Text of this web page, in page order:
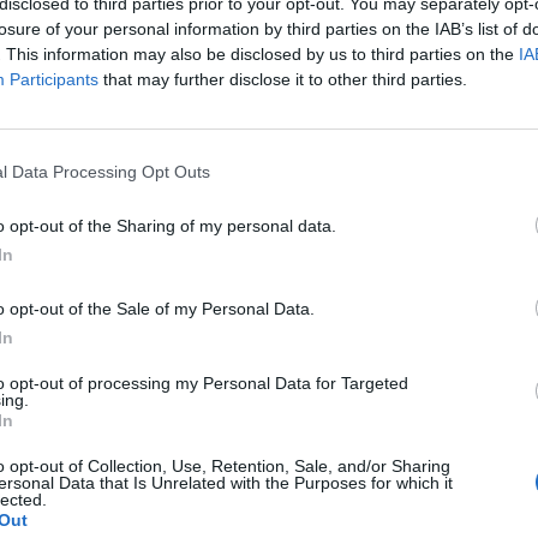
of your personal information by third parties on the IAB’s list of
This information may also be disclosed by us to third parties on the
Participants that may further disclose it to other third parties.
Data Processing Opt Outs
opt-out of the Sharing of my personal data.
opt-out of the Sale of my Personal Data.
opt-out of processing my Personal Data for Targeted
opt-out of Collection, Use, Retention, Sale, and/or Sharing
Data that Is Unrelated with the Purposes for which it
különleges orvostechnikai eszközökre kiírt
tendereket osztottak fel egymás között.
módon felosztotta egymás között az Országos
beszerzésére kiírt (illetve kiírni tervezett) 2014-es, illetve
portfolio.hu hírarchívumához tartozik, melynek olvasása
tartalmazza:
cikkarchívum